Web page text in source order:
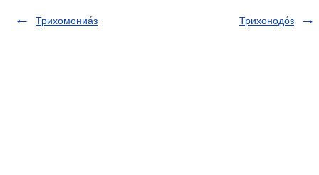
Трихомониа́з Трихонодо́з